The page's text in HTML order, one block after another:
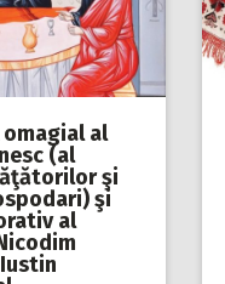
omagial al
(al
şi
şi
al